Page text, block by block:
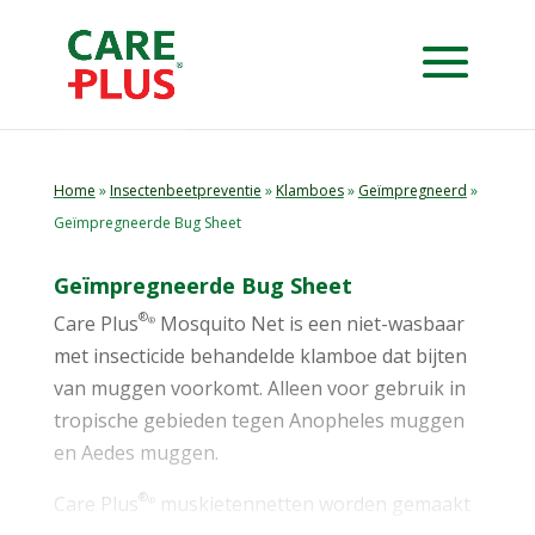
Home »Insectenbeetpreventie »Klamboes» Geïmpregneerd »
Geïmpregneerde Bug Sheet
Geïmpregneerde Bug Sheet
Care Plus®®Mosquito Net is een niet-wasbaar
met insecticide behandelde klamboe dat bijten
van muggen voorkomt. Alleen voor gebruik in
tropische gebieden tegen Anopheles muggen
en Aedes muggen.
Care Plus ®®
muskietennetten worden gemaakt